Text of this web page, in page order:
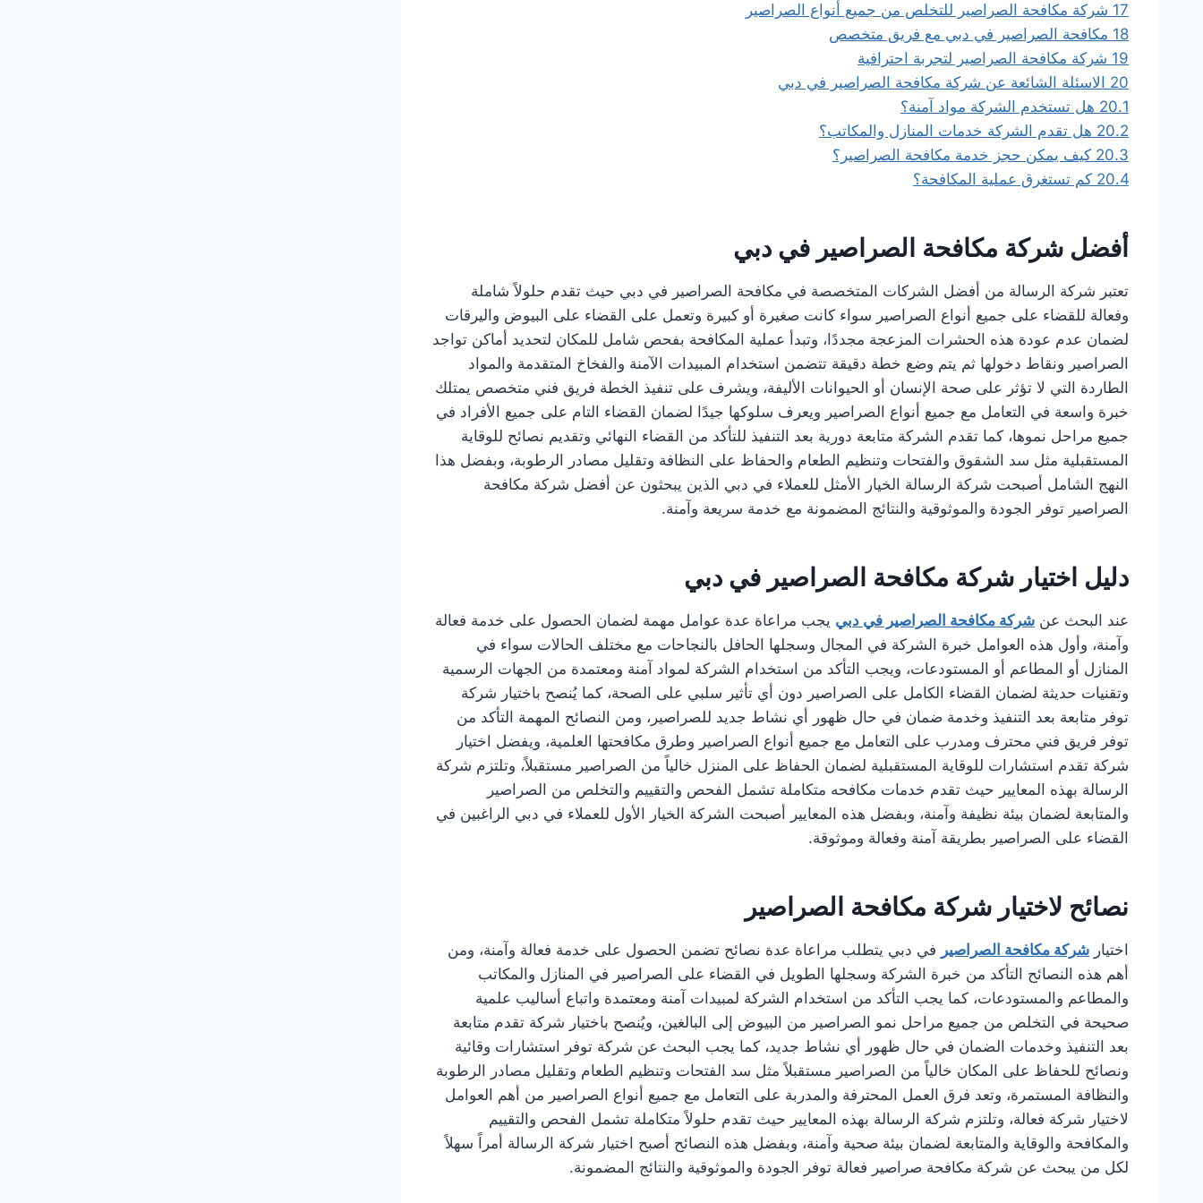
17 شركة مكافحة الصراصير للتخلص من جميع أنواع الصراصير
18 مكافحة الصراصير في دبي مع فريق متخصص
19 شركة مكافحة الصراصير لتجربة احترافية
20 الاسئلة الشائعة عن شركة مكافحة الصراصير في دبي
20.1 هل تستخدم الشركة مواد آمنة؟
20.2 هل تقدم الشركة خدمات المنازل والمكاتب؟
20.3 كيف يمكن حجز خدمة مكافحة الصراصير؟
20.4 كم تستغرق عملية المكافحة؟
أفضل شركة مكافحة الصراصير في دبي
تعتبر شركة الرسالة من أفضل الشركات المتخصصة في مكافحة الصراصير في دبي حيث تقدم حلولاً شاملة
وفعالة للقضاء على جميع أنواع الصراصير سواء كانت صغيرة أو كبيرة وتعمل على القضاء على البيوض واليرقات
لضمان عدم عودة هذه الحشرات المزعجة مجددًا، وتبدأ عملية المكافحة بفحص شامل للمكان لتحديد أماكن تواجد
الصراصير ونقاط دخولها ثم يتم وضع خطة دقيقة تتضمن استخدام المبيدات الآمنة والفخاخ المتقدمة والمواد
الطاردة التي لا تؤثر على صحة الإنسان أو الحيوانات الأليفة، ويشرف على تنفيذ الخطة فريق فني متخصص يمتلك
خبرة واسعة في التعامل مع جميع أنواع الصراصير ويعرف سلوكها جيدًا لضمان القضاء التام على جميع الأفراد في
جميع مراحل نموها، كما تقدم الشركة متابعة دورية بعد التنفيذ للتأكد من القضاء النهائي وتقديم نصائح للوقاية
المستقبلية مثل سد الشقوق والفتحات وتنظيم الطعام والحفاظ على النظافة وتقليل مصادر الرطوبة، وبفضل هذا
النهج الشامل أصبحت شركة الرسالة الخيار الأمثل للعملاء في دبي الذين يبحثون عن أفضل شركة مكافحة
الصراصير توفر الجودة والموثوقية والنتائج المضمونة مع خدمة سريعة وآمنة.
دليل اختيار شركة مكافحة الصراصير في دبي
عند البحث عنشركة مكافحة الصراصير في دبي يجب مراعاة عدة عوامل مهمة لضمان الحصول على خدمة فعالة
وآمنة، وأول هذه العوامل خبرة الشركة في المجال وسجلها الحافل بالنجاحات مع مختلف الحالات سواء في
المنازل أو المطاعم أو المستودعات، ويجب التأكد من استخدام الشركة لمواد آمنة ومعتمدة من الجهات الرسمية
وتقنيات حديثة لضمان القضاء الكامل على الصراصير دون أي تأثير سلبي على الصحة، كما يُنصح باختيار شركة
توفر متابعة بعد التنفيذ وخدمة ضمان في حال ظهور أي نشاط جديد للصراصير، ومن النصائح المهمة التأكد من
توفر فريق فني محترف ومدرب على التعامل مع جميع أنواع الصراصير وطرق مكافحتها العلمية، ويفضل اختيار
شركة تقدم استشارات للوقاية المستقبلية لضمان الحفاظ على المنزل خالياً من الصراصير مستقبلاً، وتلتزم شركة
الرسالة بهذه المعايير حيث تقدم خدمات مكافحه متكاملة تشمل الفحص والتقييم والتخلص من الصراصير
والمتابعة لضمان بيئة نظيفة وآمنة، وبفضل هذه المعايير أصبحت الشركة الخيار الأول للعملاء في دبي الراغبين في
القضاء على الصراصير بطريقة آمنة وفعالة وموثوقة.
نصائح لاختيار شركة مكافحة الصراصير
اختيارشركة مكافحة الصراصير في دبي يتطلب مراعاة عدة نصائح تضمن الحصول على خدمة فعالة وآمنة، ومن
أهم هذه النصائح التأكد من خبرة الشركة وسجلها الطويل في القضاء على الصراصير في المنازل والمكاتب
والمطاعم والمستودعات، كما يجب التأكد من استخدام الشركة لمبيدات آمنة ومعتمدة واتباع أساليب علمية
صحيحة في التخلص من جميع مراحل نمو الصراصير من البيوض إلى البالغين، ويُنصح باختيار شركة تقدم متابعة
بعد التنفيذ وخدمات الضمان في حال ظهور أي نشاط جديد، كما يجب البحث عن شركة توفر استشارات وقائية
ونصائح للحفاظ على المكان خالياً من الصراصير مستقبلاً مثل سد الفتحات وتنظيم الطعام وتقليل مصادر الرطوبة
والنظافة المستمرة، وتعد فرق العمل المحترفة والمدربة على التعامل مع جميع أنواع الصراصير من أهم العوامل
لاختيار شركة فعالة، وتلتزم شركة الرسالة بهذه المعايير حيث تقدم حلولاً متكاملة تشمل الفحص والتقييم
والمكافحة والوقاية والمتابعة لضمان بيئة صحية وآمنة، وبفضل هذه النصائح أصبح اختيار شركة الرسالة أمراً سهلاً
لكل من يبحث عن شركة مكافحة صراصير فعالة توفر الجودة والموثوقية والنتائج المضمونة.